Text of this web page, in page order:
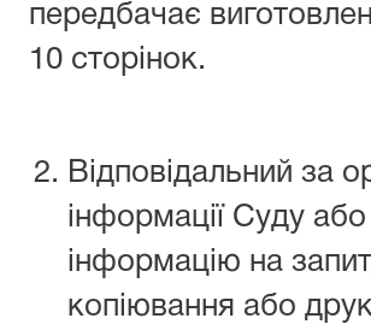
передбачає
10 сторінок.
Відповідальний за
інформації Суду
інформацію на
копіювання або